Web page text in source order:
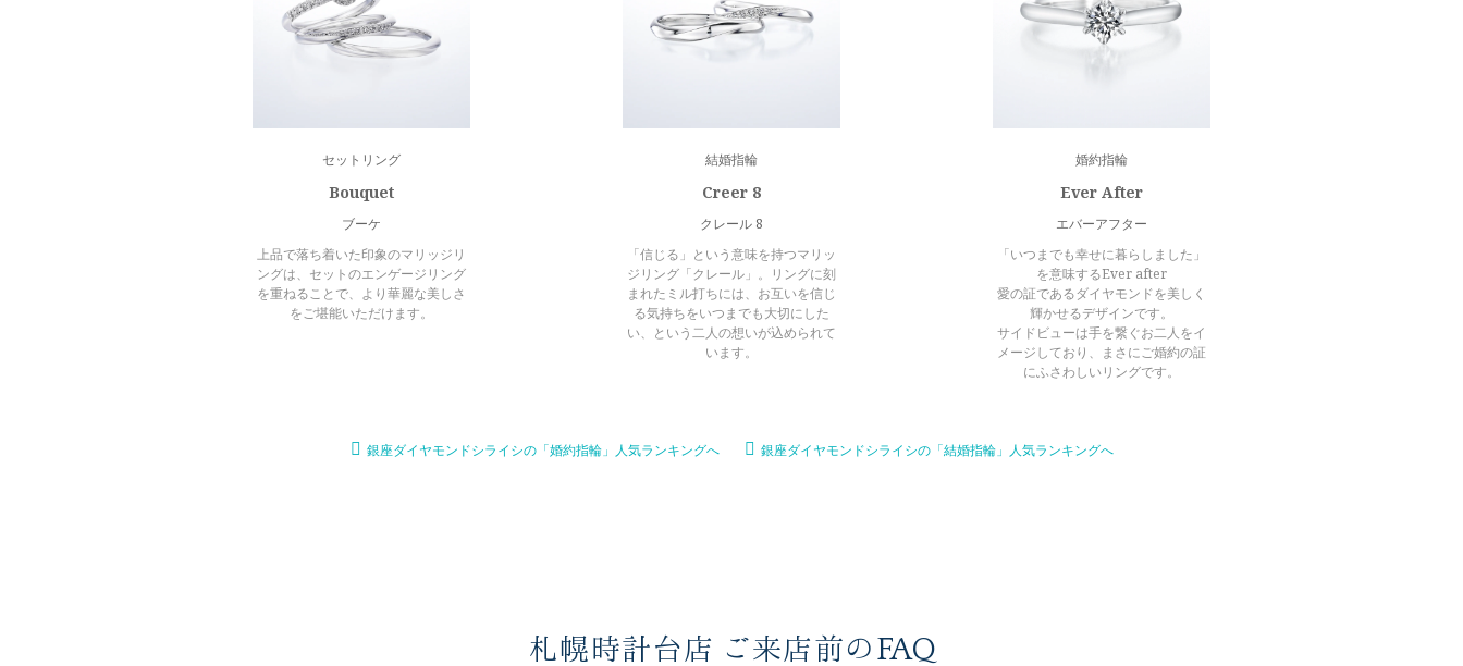
セットリング
Bouquet
ブーケ
上品で落ち着いた印象のマリッジリ
ングは、セットのエンゲージリング
を重ねることで、より華麗な美しさ
をご堪能いただけます。
結婚指輪
Creer 8
クレール 8
「信じる」という意味を持つマリッ
ジリング「クレール」。リングに刻
まれたミル打ちには、お互いを信じ
る気持ちをいつまでも大切にした
い、という二人の想いが込められて
います。
婚約指輪
Ever After
エバーアフター
「いつまでも幸せに暮らしました」
を意味するEver after
愛の証であるダイヤモンドを美しく
輝かせるデザインです。
サイドビューは手を繋ぐお二人をイ
メージしており、まさにご婚約の証
にふさわしいリングです。
銀座ダイヤモンドシライシの「婚約指輪」人気ランキングへ 銀座ダイヤモンドシライシの「結婚指輪」人気ランキングへ
札幌時計台店 ご来店前のFAQ